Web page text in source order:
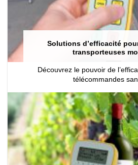
Solutions d’efficacité
transporteuses
Découvrez le pouvoir de
télécommandes